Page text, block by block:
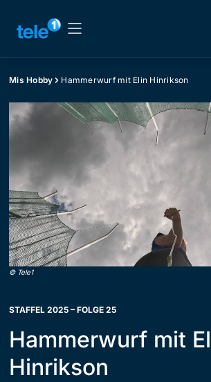
Mis Hobby Hammerwurf mit Elin Hinrikson
© Tele1
STAFFEL 2025 – FOLGE 25
Hammerwurf mit
Hinrikson